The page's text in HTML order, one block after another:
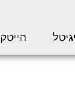
הייטק